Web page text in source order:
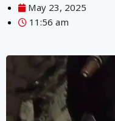
May 23, 2025
11:56 am